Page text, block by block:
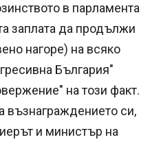
в парламента
заплата да продължи
нагоре) на всяко
България"
на този факт.
възнаграждението си,
и министър на